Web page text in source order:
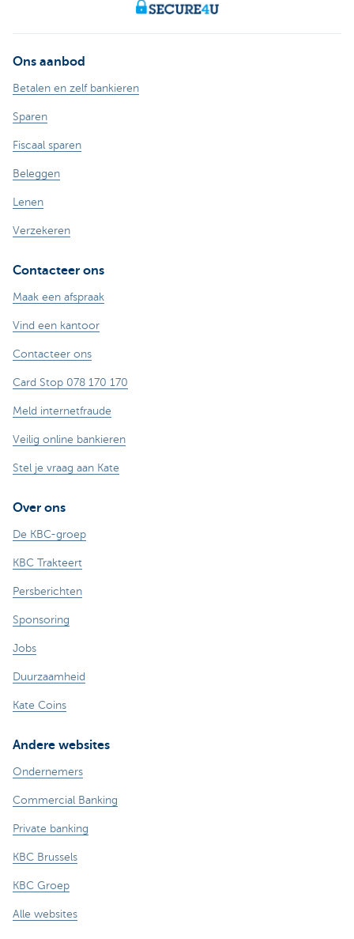
Ons aanbod
Betalen en zelf bankieren
Sparen
Fiscaal sparen
Beleggen
Lenen
Verzekeren
Contacteer ons
Maak een afspraak
Vind een kantoor
Contacteer ons
Card Stop 078 170 170
Meld internetfraude
Veilig online bankieren
Stel je vraag aan Kate
Over ons
De KBC-groep
KBC Trakteert
Persberichten
Sponsoring
Jobs
Duurzaamheid
Kate Coins
Andere websites
Ondernemers
Commercial Banking
Private banking
KBC Brussels
KBC Groep
Alle websites